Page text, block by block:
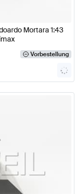
Mortara 1:43
Vorbestellung